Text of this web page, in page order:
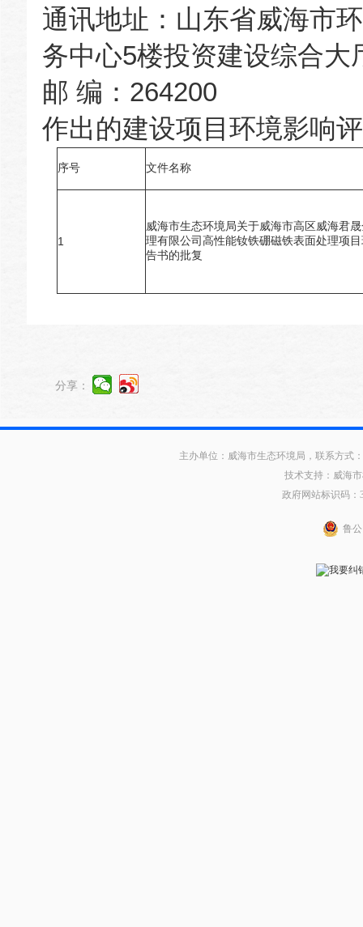
通讯地址：山东省威海市
务中心5楼投资建设综合
邮 编：264200
作出的建设项目环境影响
序号 文件名称
1
威海市生态环境局关于威海市高区威海君
理有限公司高性能钕铁硼磁铁表面处理项
告书的批复
分享：
主办单位：威海市生态环境局，联系方式
技术支持：威海
政府网站标识码：
鲁公